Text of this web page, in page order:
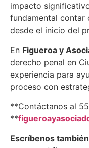
impacto
fundamental contar
desde el inicio del
En Figueroa y
derecho penal en
experiencia para
proceso con
**Contáctanos al
**
Escríbenos